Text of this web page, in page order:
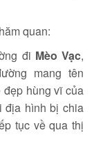
quan:
đi Mèo Vạc,
mang tên
đẹp hùng vĩ của
địa hình bị chia
tục về qua thị